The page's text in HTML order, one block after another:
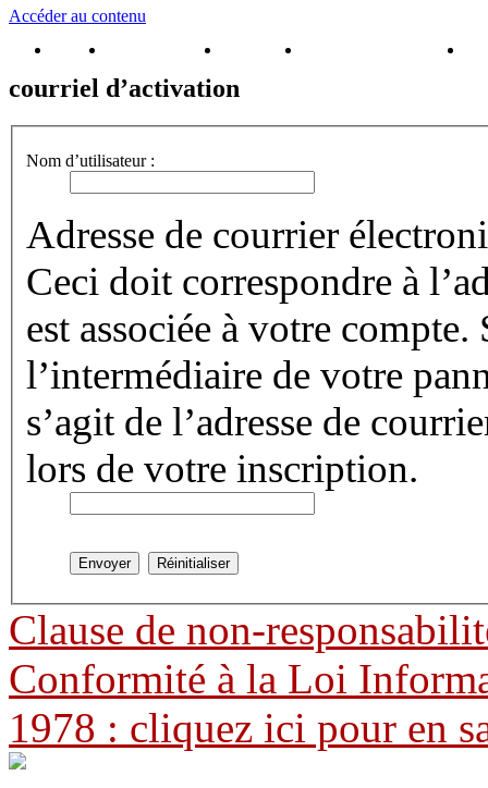
Accéder au contenu
Accueil
Inscrivez-vous ! Connexion Brochure Puy du Fou
courriel d’activation
Nom d’utilisateur :
Adresse de courrier
Ceci doit correspondre à
est associée à votre
l’intermédiaire de votre
s’agit de l’adresse de
lors de votre inscription.
Clause de non-
Conformité à la Loi
1978 : cliquez ici pour en